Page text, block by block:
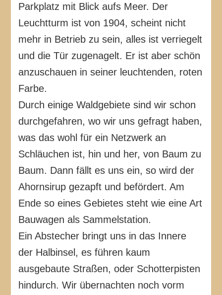
Parkplatz mit Blick aufs Meer. Der
Leuchtturm ist von 1904, scheint nicht
mehr in Betrieb zu sein, alles ist verriegelt
und die Tür zugenagelt. Er ist aber schön
anzuschauen in seiner leuchtenden, roten
Farbe.
Durch einige Waldgebiete sind wir schon
durchgefahren, wo wir uns gefragt haben,
was das wohl für ein Netzwerk an
Schläuchen ist, hin und her, von Baum zu
Baum. Dann fällt es uns ein, so wird der
Ahornsirup gezapft und befördert. Am
Ende so eines Gebietes steht wie eine Art
Bauwagen als Sammelstation.
Ein Abstecher bringt uns in das Innere
der Halbinsel, es führen kaum
ausgebaute Straßen, oder Schotterpisten
hindurch. Wir übernachten noch vorm